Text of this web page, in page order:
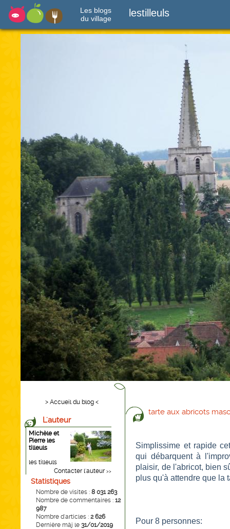
Les blogs
du village
lestilleuls
> Accueil du blog <
L'auteur
Michèle et
Pierre les
tilleuls
les tilleuls
Contacter l'auteur >>
Statistiques
Nombre de visites : 8 031 263
Nombre de commentaires : 12
987
Nombre d'articles : 2 626
Dernière màj le 31/01/2019
tarte aux abricots
Simplissime et rapide
qui débarquent à
plaisir, de l'abricot, bien
plus qu'à attendre que la
Pour 8 personnes: